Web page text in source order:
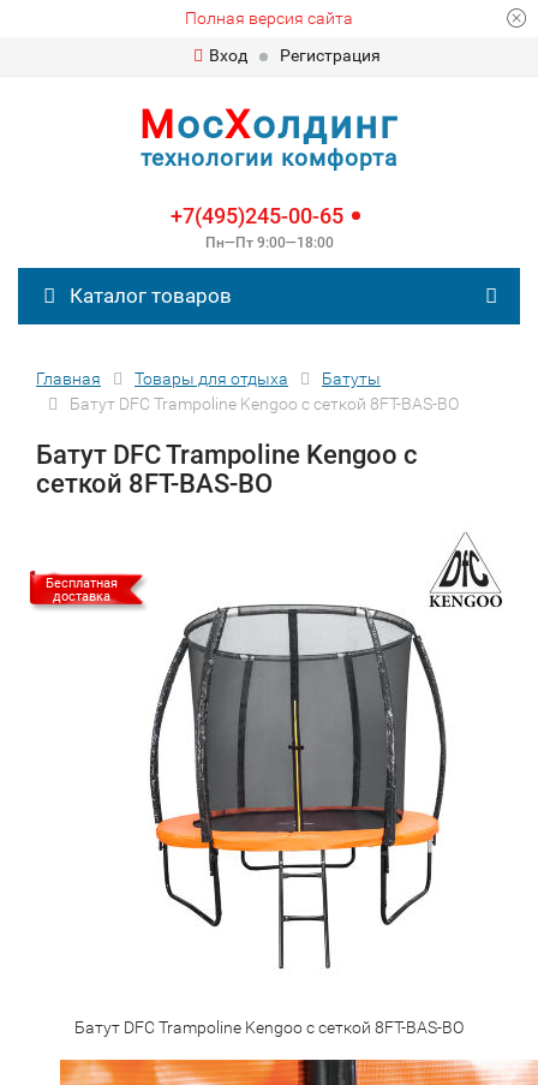
Полная версия сайта
Вход
Регистрация
МосХолдинг
технологии комфорта
+7(495)245-00-65
Пн—Пт 9:00—18:00
Каталог товаров
Главная Товары для отдыха
Батуты
Батут DFC Trampoline Kengoo с сеткой 8FT-BAS-BO
Батут DFC Trampoline Kengoo с
сеткой 8FT-BAS-BO
Бесплатная
доставка
Батут DFC Trampoline Kengoo с сеткой 8FT-BAS-BO